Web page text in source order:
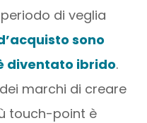
di veglia
sono
diventato ibrido.
marchi di creare
touch-point è